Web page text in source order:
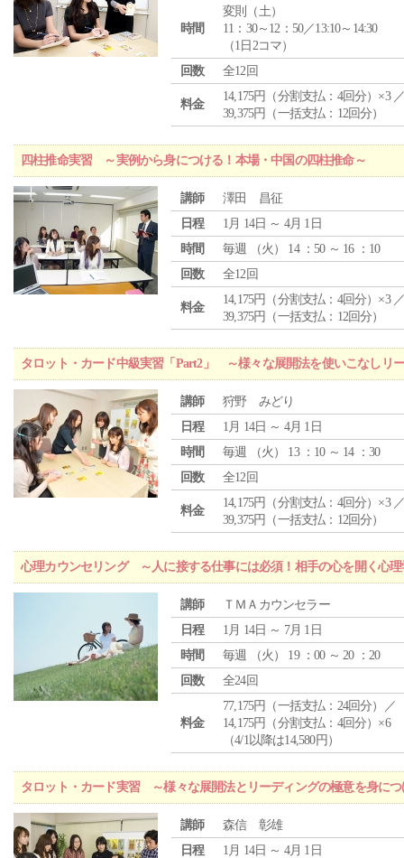
時間
変則（土）
11：30～12：50／13:10～14:30
（1日2コマ）
回数
全12回
料金
14,175円（分割支払：4回分）×3
39,375円（一括支払：12回分）
四柱推命実習 ～実例から身につける！本場・中国の四柱推命～
講師
澤田 昌征
日程
1月 14日 ～ 4月 1日
時間
毎週 （火 ） 14 ：50 ～ 16 ：10
回数
全12回
料金
14,175円（分割支払：4回分）×3
39,375円（一括支払：12回分）
タロット・カード中級実習「Part2」 ～様々な展開法を使いこなしリ
講師
狩野 みどり
日程
1月 14日 ～ 4月 1日
時間
毎週 （火 ） 13 ：10 ～ 14 ：30
回数
全12回
料金
14,175円（分割支払：4回分）×3
39,375円（一括支払：12回分）
心理カウンセリング ～人に接する仕事には必須！相手の心を開く心理
講師
ＴＭＡカウンセラー
日程
1月 14日 ～ 7月 1日
時間
毎週 （火 ） 19 ：00 ～ 20 ：20
回数
全24回
料金
77,175円（一括支払：24回分）／
14,175円（分割支払：4回分）×6
（4/1以降は14,580円）
タロット・カード実習 ～様々な展開法とリーディングの極意を身につ
講師
森信 彰雄
日程
1月 14日 ～ 4月 1日